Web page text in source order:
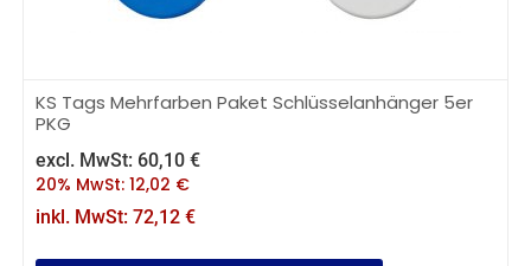
KS Tags Mehrfarben Paket Schlüsselanhänger 5er
PKG
excl. MwSt: 60,10 €
20% MwSt: 12,02 €
inkl. MwSt: 72,12 €